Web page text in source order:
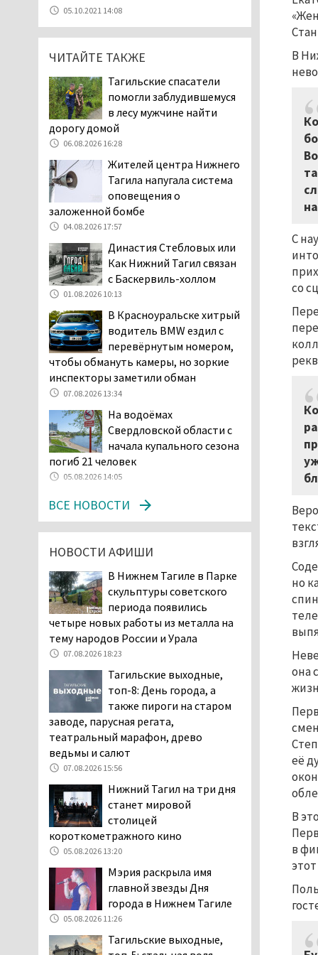
В
С
со
но
она
её
В
в
Екатеринбург подвергся
атаке БПЛА, восемь из
них были сбиты, три
центра
07.08.2026 11:28
Тагильские спасатели
помогли заблудившемуся
дорогу домой
06.08.2026 16:28
Прокуратура
Дзержинского района
возбудила административное дело в
отношении «Водоканала-НТ» из-за
отсутствия холодной воды
06.08.2026 15:42
Двое детей пострадали
при сходе трамвая с
рельсов в Нижнем Тагиле
06.08.2026 14:25
Правительство РФ
и продажу бензина класса
«Евро-2», в котором содержание
серы в 10 раз выше, чем в топливе
«Евро-5». Это опасно для здоровья и
повышает износ автомобиля
В Детской городской
больнице № 3 Нижнего
Тагила опровергли
заявили, что их дочь в палате
покусала бельевая вошь
06.08.2026 13:02
В Нижнем Тагиле на три
дня запретят
06.08.2026 11:41
«Я уверен, это бельевая
вошь». Родители 10-
летней девочки
пожаловались на кровососущих
паразитов, которые искусали их
Нижнего Тагила
05.08.2026 17:59
Директора уральского
предприятия по
«Упырь» подорвали в автомобиле
под Екатеринбургом
05.08.2026 17:05
причины массового мора
05.10.2021 14:08
ЧИТАЙТЕ ТАКЖЕ
Тагильские спасатели
помогли заблудившемуся
в лесу мужчине найти
дорогу домой
06.08.2026 16:28
Жителей центра Нижнего
Тагила напугала система
оповещения о
заложенной бомбе
04.08.2026 17:57
Династия Стебловых или
Как Нижний Тагил связан
с Баскервиль-холлом
01.08.2026 10:13
В Красноуральске хитрый
водитель BMW ездил с
перевёрнутым номером,
чтобы обмануть камеры, но зоркие
инспекторы заметили обман
07.08.2026 13:34
На водоёмах
Свердловской области с
начала купального сезона
погиб 21 человек
05.08.2026 14:05
ВСЕ НОВОСТИ
НОВОСТИ АФИШИ
В Нижнем Тагиле в Парке
скульптуры советского
периода появились
четыре новых работы из металла на
тему народов России и Урала
07.08.2026 18:23
Тагильские выходные,
топ-8: День города, а
также пироги на старом
заводе, парусная регата,
театральный марафон, древо
ведьмы и салют
07.08.2026 15:56
Нижний Тагил на три дня
станет мировой
столицей
короткометражного кино
05.08.2026 13:20
Мэрия раскрыла имя
главной звезды Дня
города в Нижнем Тагиле
05.08.2026 11:26
Тагильские выходные,